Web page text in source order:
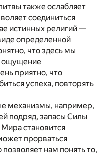
также ослабляет
соединиться
истинных религий —
определенной
что здесь мы
ощущение
приятно, что
успеха, повторять
механизмы, например,
подряд, запасы Силы
становится
прорваться
нам понять то,